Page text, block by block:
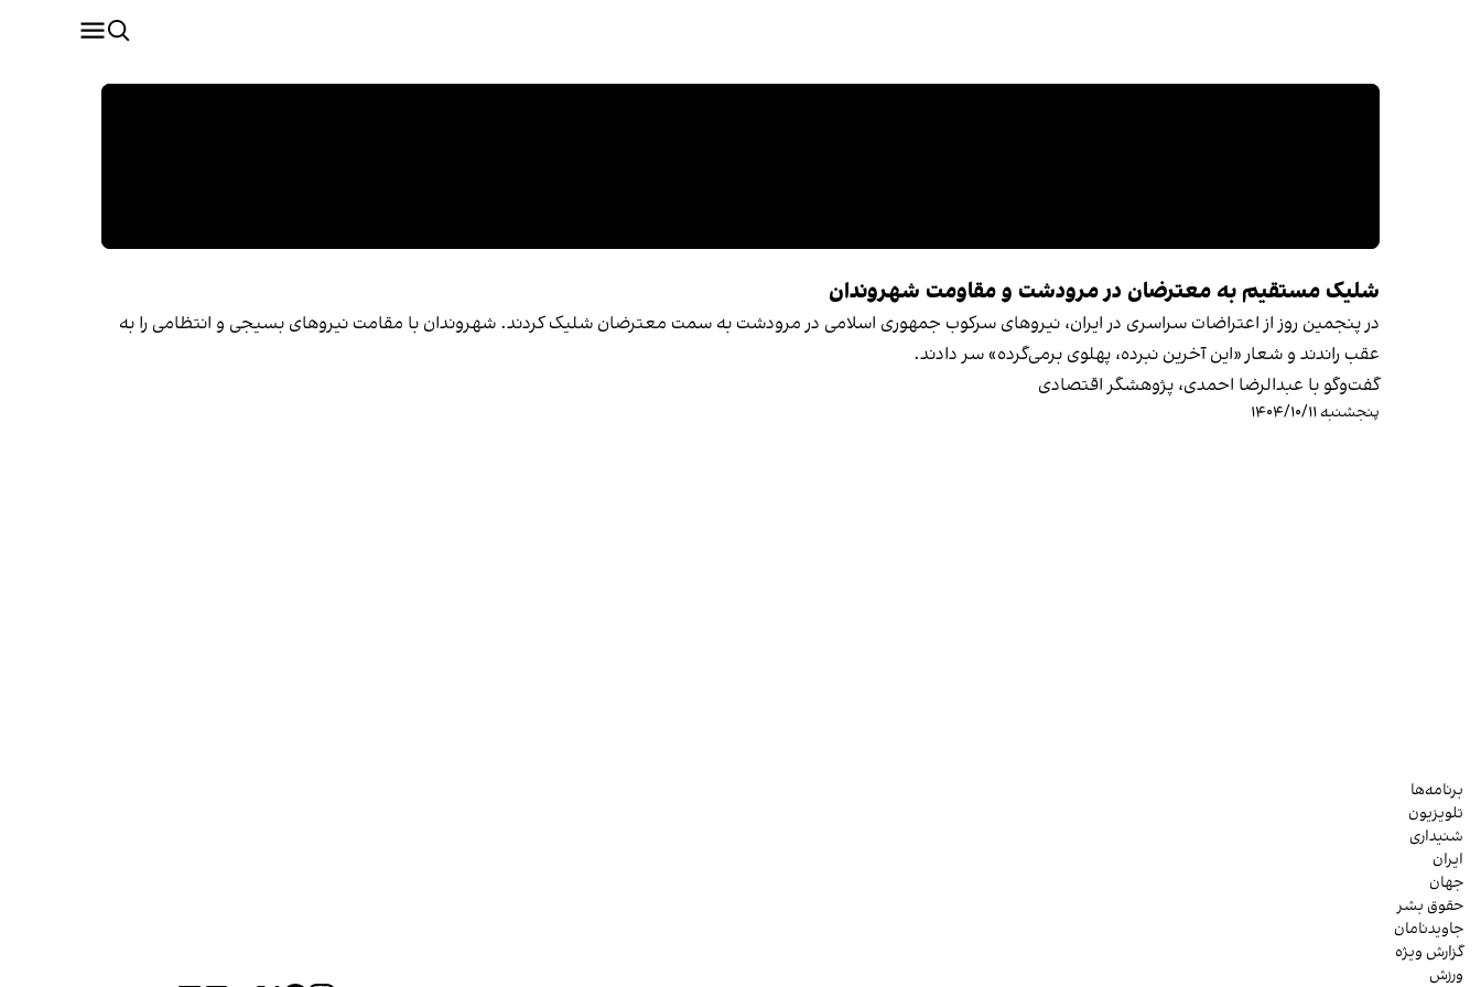
شلیک مستقیم به معترضان در مرودشت و مقاومت شهروندان
در پنجمین روز از اعتراضات سراسری در ایران، نیروهای سرکوب جمهوری اسلامی در مرودشت به سمت معترضان شلیک کردند. شهروندان با مقامت نیروهای بسیجی و انتظامی را به
عقب راندند و شعار «این آخرین نبرده،‌ پهلوی برمی‌گرده» سر دادند.
گفت‌وگو با عبدالرضا احمدی، پژوهشگر اقتصادی
پنجشنبه ۱۴۰۴/۱۰/۱۱
برنامه‌ها
تلویزیون
شنیداری
ایران
جهان
حقوق بشر
جاویدنامان
گزارش ویژه
ورزش